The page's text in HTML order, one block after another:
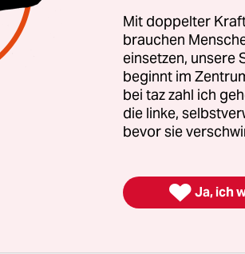
Mit doppelter
brauchen
einsetzen, unsere
beginnt im
bei taz zahl ich
die linke,
bevor sie
 Ja, ich